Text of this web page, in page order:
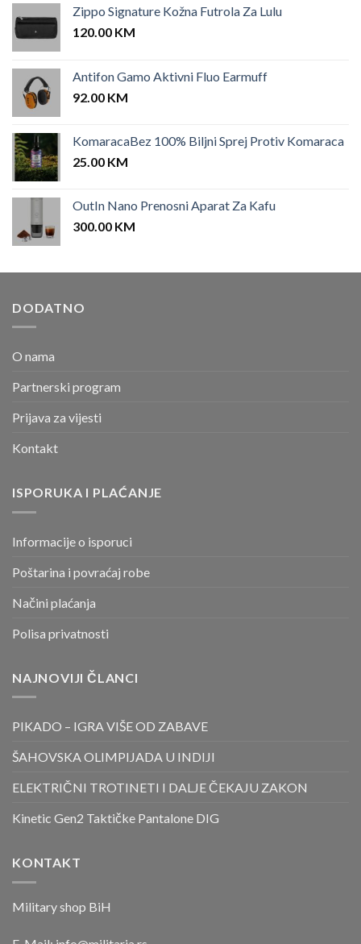
Zippo Signature Kožna Futrola Za Lulu
120.00 KM
Antifon Gamo Aktivni Fluo Earmuff
92.00 KM
KomaracaBez 100% Biljni Sprej Protiv Komaraca
25.00 KM
OutIn Nano Prenosni Aparat Za Kafu
300.00 KM
DODATNO
O nama
Partnerski program
Prijava za vijesti
Kontakt
ISPORUKA I PLAĆANJE
Informacije o isporuci
Poštarina i povraćaj robe
Načini plaćanja
Polisa privatnosti
NAJNOVIJI ČLANCI
PIKADO – IGRA VIŠE OD ZABAVE
ŠAHOVSKA OLIMPIJADA U INDIJI
ELEKTRIČNI TROTINETI I DALJE ČEKAJU ZAKON
Kinetic Gen2 Taktičke Pantalone DIG
KONTAKT
Military shop BiH